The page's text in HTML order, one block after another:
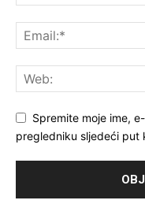
Spremite moje ime,
pregledniku sljedeći put